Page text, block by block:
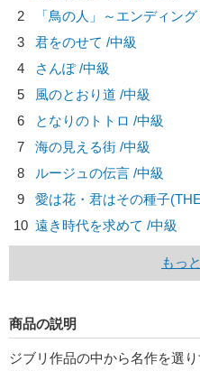
2
「鳥の人」～エンディン
3
君をのせて /中級
4
さんぽ /中級
5
風のとおり道 /中級
6
となりのトトロ /中級
7
海の見える街 /中級
8
ルージュの伝言 /中級
9
愛は花・君はその種子
10 遠き時代を求めて /中級
もっ
商品の説明
ジブリ作品の中から名作を選